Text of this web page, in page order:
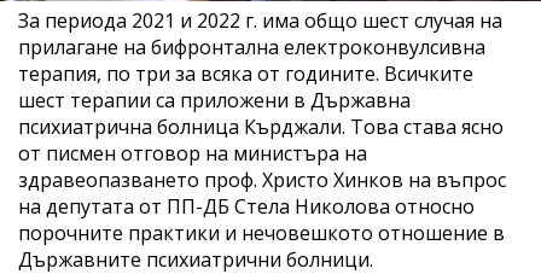
За периода 2021 и 2022 г. има общо шест случая на
прилагане на бифронтална електроконвулсивна
терапия, по три за всяка от годините. Всичките
шест терапии са приложени в Държавна
психиатрична болница Кърджали. Това става ясно
от писмен отговор на министъра на
здравеопазването проф. Христо Хинков на въпрос
на депутата от ПП-ДБ Стела Николова относно
порочните практики и нечовешкото отношение в
Държавните психиатрични болници.